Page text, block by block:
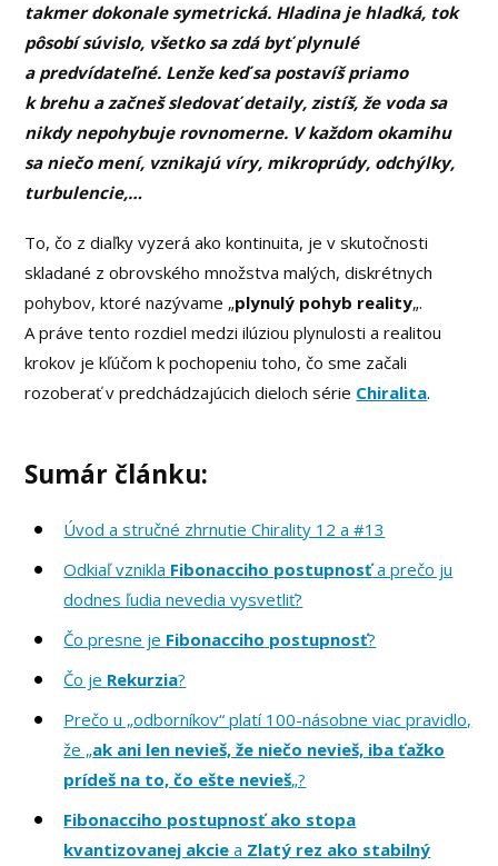
takmer dokonale symetrická. Hladina je hladká, tok
pôsobí súvislo, všetko sa zdá byť plynulé
a predvídateľné. Lenže keď sa postavíš priamo
k brehu a začneš sledovať detaily, zistíš, že voda sa
nikdy nepohybuje rovnomerne. V každom okamihu
sa niečo mení, vznikajú víry, mikroprúdy, odchýlky,
turbulencie,…
To, čo z diaľky vyzerá ako kontinuita, je v skutočnosti
skladané z obrovského množstva malých, diskrétnych
pohybov, ktoré nazývame „plynulý pohyb reality„.
A práve tento rozdiel medzi ilúziou plynulosti a realitou
krokov je kľúčom k pochopeniu toho, čo sme začali
rozoberať v predchádzajúcich dieloch série Chiralita.
Sumár článku:
Úvod a stručné zhrnutie Chirality 12 a #13
Odkiaľ vznikla Fibonacciho postupnosťa prečo ju
dodnes ľudia nevedia vysvetliť?
Čo presne je Fibonacciho postupnosť?
Čo je Rekurzia?
Prečo u „odborníkov“ platí 100-násobne viac pravidlo,
že „ak ani len nevieš, že niečo nevieš, iba ťažko
prídeš na to, čo ešte nevieš„?
Fibonacciho postupnosť ako stopa
kvantizovanej akcie a Zlatý rez ako stabilný